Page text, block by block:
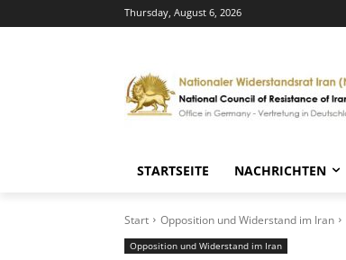
Thursday, August 6, 2026
STARTSEITE NACHRICHTEN
Start Opposition und Widerstand im Iran
Opposition und Widerstand im Iran